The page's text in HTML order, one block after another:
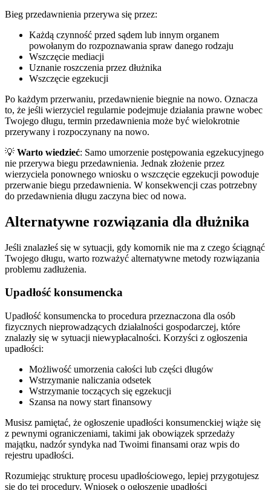
Bieg przedawnienia przerywa się przez:
Każdą czynność przed sądem lub innym organem
powołanym do rozpoznawania spraw danego rodzaju
Wszczęcie mediacji
Uznanie roszczenia przez dłużnika
Wszczęcie egzekucji
Po każdym przerwaniu, przedawnienie biegnie na nowo. Oznacza
to, że jeśli wierzyciel regularnie podejmuje działania prawne wobec
Twojego długu, termin przedawnienia może być wielokrotnie
przerywany i rozpoczynany na nowo.
💡 Warto wiedzieć: Samo umorzenie postępowania egzekucyjnego
nie przerywa biegu przedawnienia. Jednak złożenie przez
wierzyciela ponownego wniosku o wszczęcie egzekucji powoduje
przerwanie biegu przedawnienia. W konsekwencji czas potrzebny
do przedawnienia długu zaczyna biec od nowa.
Alternatywne rozwiązania dla dłużnika
Jeśli znalazłeś się w sytuacji, gdy komornik nie ma z czego ściągnąć
Twojego długu, warto rozważyć alternatywne metody rozwiązania
problemu zadłużenia.
Upadłość konsumencka
Upadłość konsumencka to procedura przeznaczona dla osób
fizycznych nieprowadzących działalności gospodarczej, które
znalazły się w sytuacji niewypłacalności. Korzyści z ogłoszenia
upadłości:
Możliwość umorzenia całości lub części długów
Wstrzymanie naliczania odsetek
Wstrzymanie toczących się egzekucji
Szansa na nowy start finansowy
Musisz pamiętać, że ogłoszenie upadłości konsumenckiej wiąże się
z pewnymi ograniczeniami, takimi jak obowiązek sprzedaży
majątku, nadzór syndyka nad Twoimi finansami oraz wpis do
rejestru upadłości.
Rozumiejąc strukturę procesu upadłościowego, lepiej przygotujesz
się do tej procedury. Wniosek o ogłoszenie upadłości